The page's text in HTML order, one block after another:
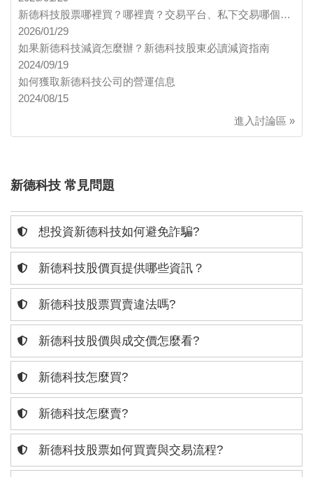
新德科技股票哪裡買？哪裡賣？交易平台、私下交易哪個…
2026/01/29
如果新德科技減資怎麼辦？新德科技股東必讀減資指南
2024/09/19
如何獲取新德科技公司的營運信息
2024/08/15
進入討論區 »
新德科技 常見問題
想投資新德科技如何避免詐騙?
新德科技股價頁提供哪些資訊？
新德科技股票買賣違法嗎?
新德科技股價與成交價怎麼看?
新德科技怎麼買?
新德科技怎麼賣?
新德科技股票如何買賣與交易流程?